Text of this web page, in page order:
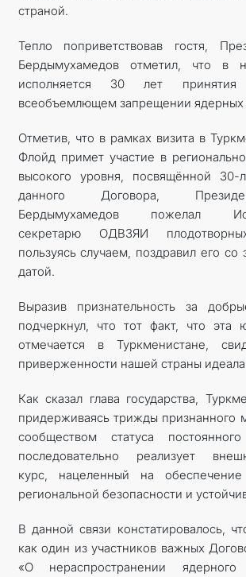
страной.
Тепло поприветствовав гостя,
Бердымухамедов отметил, что в
исполняется 30 лет
всеобъемлющем запрещении ядерных
Отметив, что в рамках визита в
Флойд примет участие в
высокого уровня, посвящённой 30-
данного Договора,
Бердымухамедов пожелал
секретарю ОДВЗЯИ
пользуясь случаем, поздравил его со
датой.
Выразив признательность за
подчеркнул, что тот факт, что эта
отмечается в Туркменистане,
приверженности нашей страны
Как сказал глава государства,
придерживаясь трижды признанного
сообществом статуса постоянного
последовательно реализует
курс, нацеленный на
региональной безопасности и
В данной связи констатировалось,
как один из участников важных
«О нераспространении